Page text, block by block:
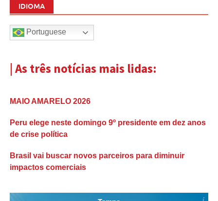
IDIOMA
Portuguese
| As três notícias mais lidas:
MAIO AMARELO 2026
Peru elege neste domingo 9º presidente em dez anos
de crise política
Brasil vai buscar novos parceiros para diminuir
impactos comerciais